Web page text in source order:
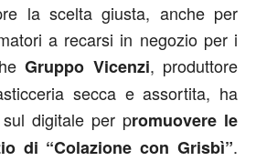
la scelta giusta, anche per
a recarsi in negozio per i
Gruppo Vicenzi, produttore
secca e assortita, ha
digitale per promuovere le
di “Colazione con Grisbì”.